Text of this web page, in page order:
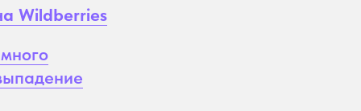
Wildberries